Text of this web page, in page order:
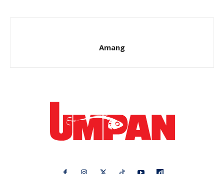
Amang